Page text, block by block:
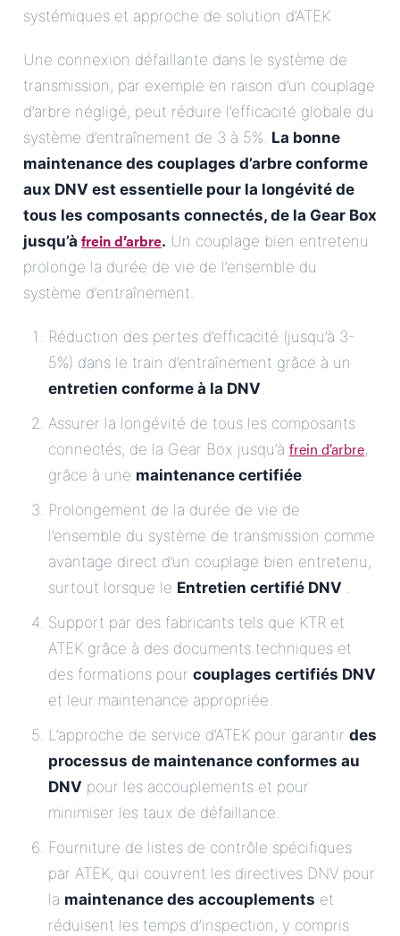
systémiques et approche de solution d’ATEK
Une connexion défaillante dans le système de
transmission, par exemple en raison d’un couplage
d’arbre négligé, peut réduire l’efficacité globale du
système d’entraînement de 3 à 5%. La bonne
maintenance des couplages d’arbre conforme
aux DNV est essentielle pour la longévité de
tous les composants connectés, de la Gear Box
jusqu’à frein d’arbre. Un couplage bien entretenu
prolonge la durée de vie de l’ensemble du
système d’entraînement.
Réduction des pertes d’efficacité (jusqu’à 3-
5%) dans le train d’entraînement grâce à un
entretien conforme à la DNV.
Assurer la longévité de tous les composants
connectés, de la Gear Box jusqu’à frein d’arbre,
grâce à une maintenance certifiée.
Prolongement de la durée de vie de
l’ensemble du système de transmission comme
avantage direct d’un couplage bien entretenu,
surtout lorsque le Entretien certifié DNV .
Support par des fabricants tels que KTR et
ATEK grâce à des documents techniques et
des formations pour couplages certifiés DNV
et leur maintenance appropriée.
L’approche de service d’ATEK pour garantir des
processus de maintenance conformes au
DNV pour les accouplements et pour
minimiser les taux de défaillance.
Fourniture de listes de contrôle spécifiques
par ATEK, qui couvrent les directives DNV pour
la maintenance des accouplements et
réduisent les temps d’inspection, y compris